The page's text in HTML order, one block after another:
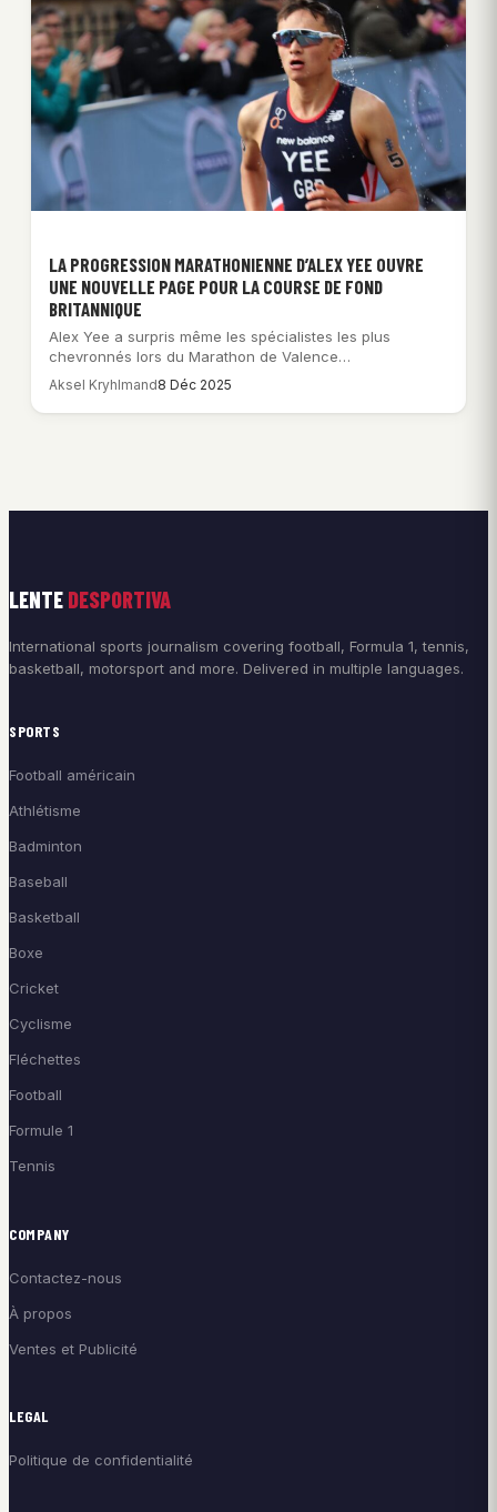
LA PROGRESSION MARATHONIENNE D’ALEX YEE OUVRE
UNE NOUVELLE PAGE POUR LA COURSE DE FOND
BRITANNIQUE
Alex Yee a surpris même les spécialistes les plus
chevronnés lors du Marathon de Valence…
Aksel Kryhlmand8 Déc 2025
LENTE DESPORTIVA
International sports journalism covering football, Formula 1, tennis,
basketball, motorsport and more. Delivered in multiple languages.
SPORTS
Football américain
Athlétisme
Badminton
Baseball
Basketball
Boxe
Cricket
Cyclisme
Fléchettes
Football
Formule 1
Tennis
COMPANY
Contactez-nous
À propos
Ventes et Publicité
LEGAL
Politique de confidentialité